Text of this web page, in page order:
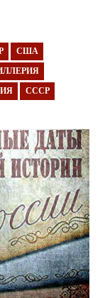
США
СССР